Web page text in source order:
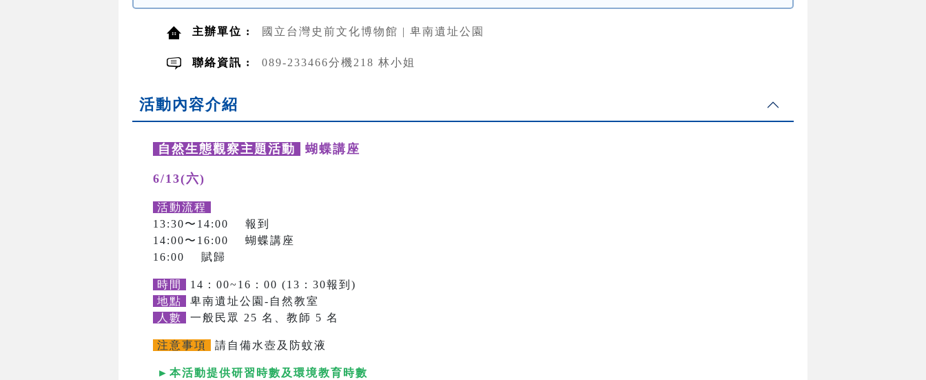
主辦單位 : 國立台灣史前文化博物館 | 卑南遺址公園
聯絡資訊 : 089-233466分機218 林小姐
活動內容介紹
自然生態觀察主題活動 蝴蝶講座
6/13(六)
活動流程
13:30〜14:00 報到
14:00〜16:00 蝴蝶講座
16:00 賦歸
時間
14：00~16：00 (13：30報到)
地點
卑南遺址公園-自然教室
人數
一般民眾 25 名、教師 5 名
注意事項 請自備水壺及防蚊液
►本活動提供研習時數及環境教育時數